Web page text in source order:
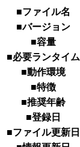
■ファイル名
■バージョン
■容量
■必要ランタイム
■動作環境
■特徴
■推奨年齢
■登録日
■ファイル更新日